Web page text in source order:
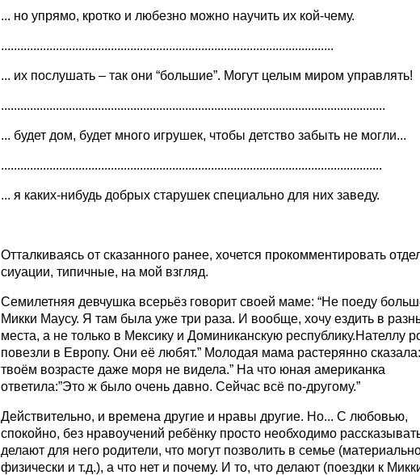
... но упрямо, кротко и любезно можно научить их кой-чему.
.......................................................................................................
... их послушать – так они “большие”. Могут целым миром управлять!
.......................................................................................................................
... будет дом, будет много игрушек, чтобы детство забыть не могли...
......................................................................................................................
... я каких-нибудь добрых старушек специально для них заведу.
Отталкиваясь от сказанного ранее, хочется прокомментировать
сиуации, типичные, на мой взгляд.
Семилетняя девчушка всерьёз говорит своей маме: “Не поеду
Микки Маусу. Я там была уже три раза. И вообще, хочу ездить в
места, а не только в Мексику и Доминиканскую республику.Нателлу
повезли в Европу. Они её любят.” Moлодая мама растерянно
твоём возрасте даже моря не видела.” На что юная американка
ответила:”Это ж было очень давно. Сейчас всё по-другому.”
Действительно, и времена другие и нравы другие. Но... С любовью,
спокойно, без нравоучений ребёнку просто необходимо
делают для него родители, что могут позволить в семье
физически и т.д.), а что нет и почему. И то, что делают (поездки к